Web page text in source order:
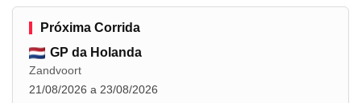
Próxima Corrida
GP da Holanda
Zandvoort
21/08/2026 a 23/08/2026